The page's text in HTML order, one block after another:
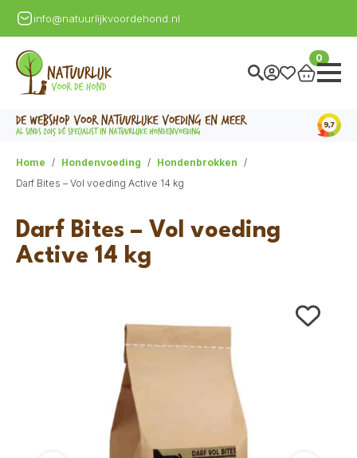
info@natuurlijkvoordehond.nl
0
Home Hondenvoeding
Hondenbrokken
Darf Bites – Vol voeding Active 14 kg
Darf Bites – Vol voeding
Active 14 kg